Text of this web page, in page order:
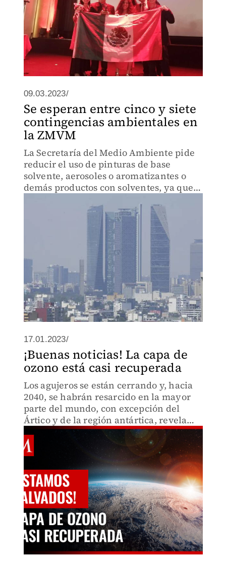
09.03.2023/
Se esperan entre cinco y siete
contingencias ambientales en
la ZMVM
La Secretaría del Medio Ambiente pide
reducir el uso de pinturas de base
solvente, aerosoles o aromatizantes o
demás productos con solventes, ya que
formación de ozono.
17.01.2023/
¡Buenas noticias! La capa de
ozono está casi recuperada
Los agujeros se están cerrando y, hacia
2040, se habrán resarcido en la mayor
parte del mundo, con excepción del
Ártico y de la región antártica, revela
estudio de la ONU.